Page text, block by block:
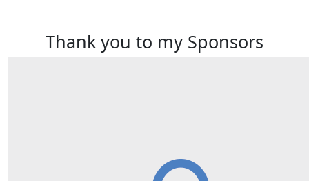
Thank you to my Sponsors